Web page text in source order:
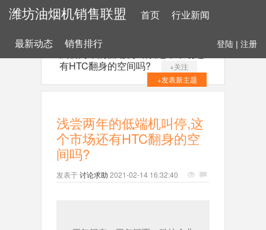
潍坊油烟机销售联盟 首页 行业新闻
最新动态 销售排行 登陆 | 注册
有HTC翻身的空间吗?
+关注
+发表新主题
浅尝两年的低端机叫停,这
个市场还有HTC翻身的空
间吗?
发表于讨论求助 2021-02-14 16:32:40